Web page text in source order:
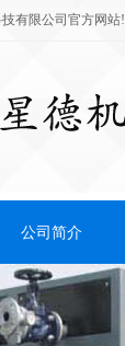
有限公司官方网站!
公司简介